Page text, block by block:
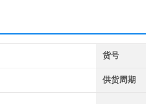
货号
供货周期